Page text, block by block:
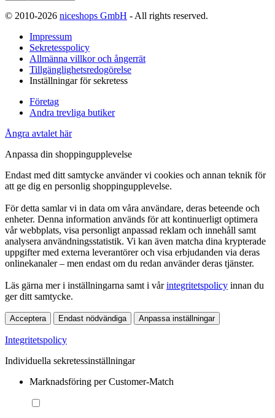
© 2010-2026 niceshops GmbH - All rights reserved.
Impressum
Sekretesspolicy
Allmänna villkor och ångerrät
Tillgänglighetsredogörelse
Inställningar för sekretess
Företag
Andra trevliga butiker
Ångra avtalet här
Anpassa din shoppingupplevelse
Endast med ditt samtycke använder vi cookies och annan teknik för
att ge dig en personlig shoppingupplevelse.
För detta samlar vi in data om våra användare, deras beteende och
enheter. Denna information används för att kontinuerligt optimera
vår webbplats, visa personligt anpassad reklam och innehåll samt
analysera användningsstatistik. Vi kan även matcha dina krypterade
uppgifter med externa leverantörer och visa erbjudanden via deras
onlinekanaler – men endast om du redan använder deras tjänster.
Läs gärna mer i inställningarna samt i vårintegritetspolicy innan du
ger ditt samtycke.
Acceptera Endast nödvändiga Anpassa inställningar
Integritetspolicy
Individuella sekretessinställningar
Marknadsföring per Customer-Match